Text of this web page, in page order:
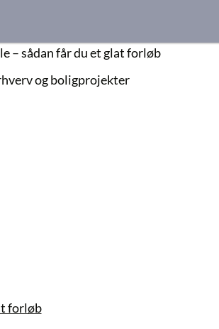
– sådan får du et glat forløb
og boligprojekter
forløb